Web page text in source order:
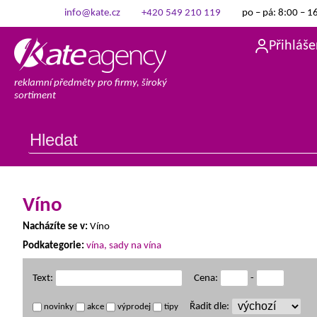
info@kate.cz +420 549 210 119 po – pá: 8:00 –
reklamní předměty pro firmy, široký
sortiment
Víno
Nacházíte se v: Víno
Podkategorie: vína, sady na vína
Text: Cena: -
novinky akce výprodej tipy Řadit dle: